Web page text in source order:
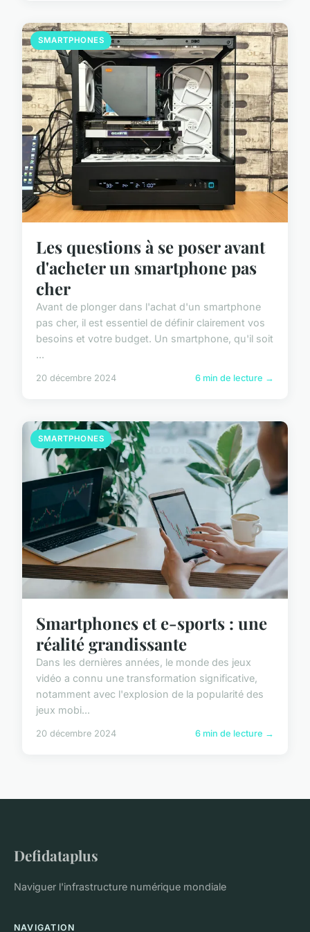
SMARTPHONES
Les questions à se poser avant
d'acheter un smartphone pas
cher
Avant de plonger dans l'achat d'un smartphone
pas cher, il est essentiel de définir clairement vos
besoins et votre budget. Un smartphone, qu'il soit
...
20 décembre 2024 6 min de lecture →
SMARTPHONES
Smartphones et e-sports : une
réalité grandissante
Dans les dernières années, le monde des jeux
vidéo a connu une transformation significative,
notamment avec l'explosion de la popularité des
jeux mobi...
20 décembre 2024 6 min de lecture →
Defidataplus
Naviguer l'infrastructure numérique mondiale
NAVIGATION